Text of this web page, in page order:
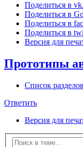
Поделиться в
Поделиться в
Поделиться в
Поделиться в
Версия для
Прототипы
Список разделов
Ответить
Версия для